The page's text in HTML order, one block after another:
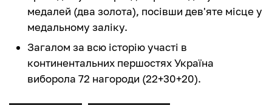
медалей (два золота), посівши дев'яте місце у
медальному заліку.
Загалом за всю історію участі в
континентальних першостях Україна
виборола 72 нагороди (22+30+20).